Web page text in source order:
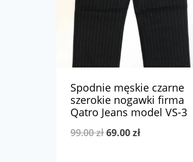
Spodnie męskie czarne
szerokie nogawki firma
Qatro Jeans model VS-3
99.00złPierwotna
69.00złAktualna